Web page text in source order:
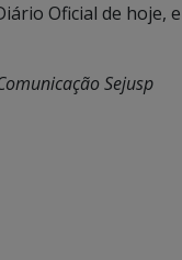
Oficial de hoje, e
Sejusp